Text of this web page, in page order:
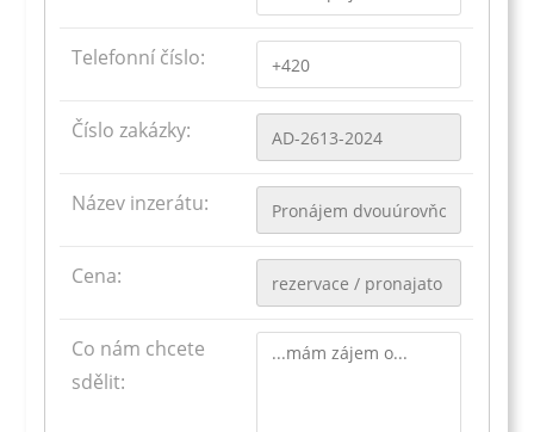
Telefonní číslo:
Číslo zakázky:
Název inzerátu:
Cena:
Co nám chcete
sdělit: